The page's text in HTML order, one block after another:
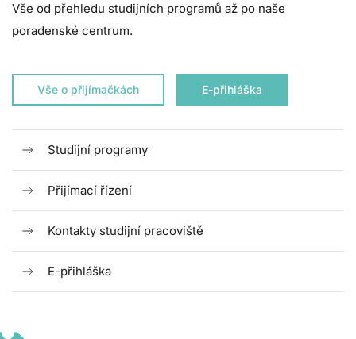
Vše od přehledu studijních programů až po naše
poradenské centrum.
Vše o přijímačkách E-přihláška
Studijní programy
Přijímací řízení
Kontakty studijní pracoviště
E-přihláška